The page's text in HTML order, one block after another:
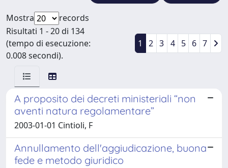
Mostra
records
Risultati 1 - 20 di 134
(tempo di esecuzione:
0.008 secondi).
1 2 3 4 5 6 7
A proposito dei decreti ministeriali “non
aventi natura regolamentare”
2003-01-01 Cintioli, F
Annullamento dell'aggiudicazione, buona
fede e metodo giuridico